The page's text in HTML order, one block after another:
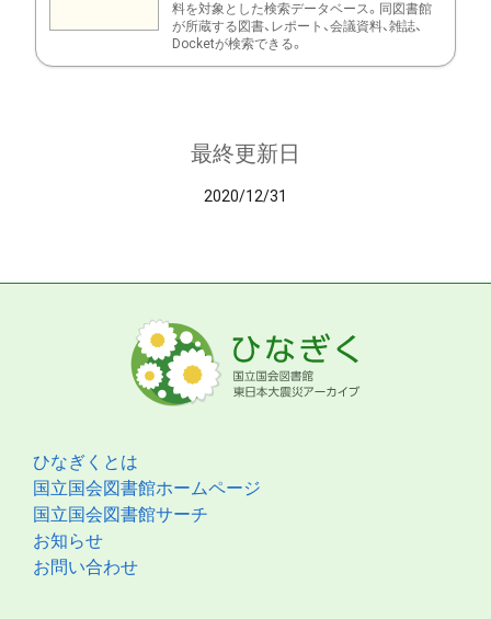
料を対象とした検索データベース。同図書館
が所蔵する図書、レポート、会議資料、雑誌、
Docketが検索できる。
最終更新日
2020/12/31
ひなぎくとは
国立国会図書館ホームページ
国立国会図書館サーチ
お知らせ
お問い合わせ